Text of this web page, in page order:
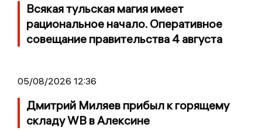
Всякая тульская магия имеет
рациональное начало. Оперативное
совещание правительства 4 августа
05/08/2026 12:36
Дмитрий Миляев прибыл к горящему
складу WB в Алексине